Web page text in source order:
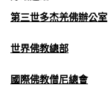
第三世多杰羌佛辦公室
世界佛教總部
國際佛教僧尼總會